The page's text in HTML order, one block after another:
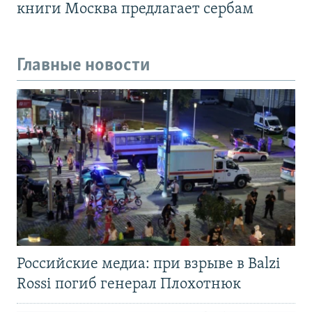
книги Москва предлагает сербам
Главные новости
Российские медиа: при взрыве в Balzi
Rossi погиб генерал Плохотнюк